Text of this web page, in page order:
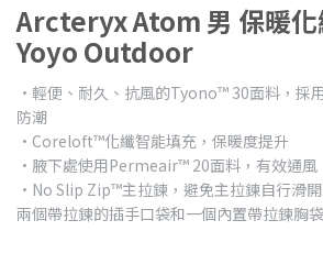
Arcteryx Atom 男 保暖化
Yoyo Outdoor
•輕便、耐久、抗風的Tyono™ 30面料，採
防潮
•Coreloft™化纖智能填充，保暖度提升
•腋下處使用Permeair™ 20面料，有效通風
•No Slip Zip™主拉鍊，避免主拉鍊自行滑開
兩個帶拉鍊的插手口袋和一個內置帶拉鍊胸